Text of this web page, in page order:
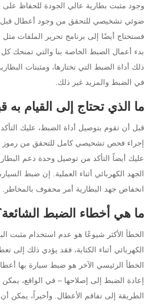
وجود مثبت بطارية عالي الجودة للحفاظ على
ضوئي تشخيصي للتحقق من وجود أعطال قبل
بدء أعمال الضبط الخاصة بنا والتي تمنحك
ذلك أداة الضبط التي تختارها، ومثبتات
في الضبط والمزيد غير ذلك.
ما الذي تحتاج إلى القيام
قبل أن تقوم بتوصيل أداة الضبط، عليك
عليك أيضاً التأكد من توصيل وحدة دعم
الجهد الكهربائي أثناء العملية. إن ضبط
انخفاض جهد البطارية أمر محفوف بالمخاطر.
ما هي أخطاء الضبط
الخطأ الأكثر شيوعًا هو عدم استخدام مثبت
الكهربائي أثناء الكتابة، فقد يؤدي ذلك إلى
الخطأ الرئيسي الآخر هو ضبط سيارة بها
إعادة الضبط إلى إصلاحها – في الواقع،
الطريقة إلى تفاقم الأعطال. وأخيراً، يمكن